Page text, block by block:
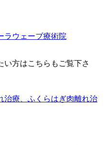
ラウェーブ療術院
い方はこちらもご覧下さ
治療、ふくらはぎ肉離れ治